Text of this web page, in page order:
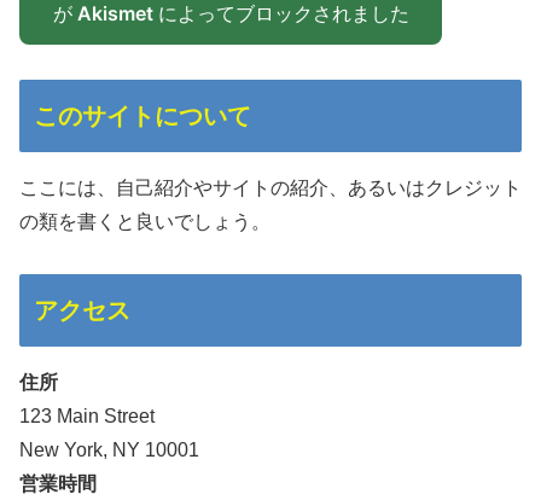
が Akismetによってブロックされました
このサイトについて
ここには、自己紹介やサイトの紹介、あるいはクレジット
の類を書くと良いでしょう。
アクセス
住所
123 Main Street
New York, NY 10001
営業時間